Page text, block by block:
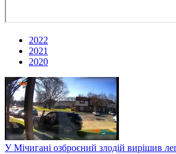
2022
2021
2020
У Мічигані озброєний злодій вирішив